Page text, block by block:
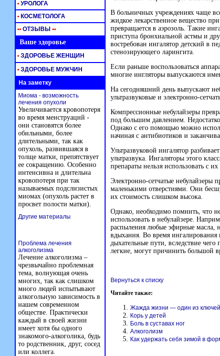
В больничных учреждениях чаще
жидкое лекарственное вещество
превращается в аэрозоль. Такие
приступа бронхиальной астмы и
востребован ингалятор детский в
стенозирующего ларингита.
Если раньше воспользоваться
многие ингляторы выпускаются
На сегодняшний день выпускают
ультразвуковые и электронно-
Компрессионные небулайзеры
под большим давлением.
Однако с его помощью можно
начиная с антибиотиков и
Ультразвуковой ингалятор
ультразвука. Ингаляторы этого
препараты нельзя использовать с
Электронно-сетчатые небулайзеры
маленькими отверстиями. Они
их стоимость слишком высока.
Однако, необходимо помнить, что
использовать в небулайзере.
распыления любые эфирные масла,
вдыхания. Во время ингалирования
дыхательные пути, вследствие
легкие, могут причинить большой
Вернуться к списку
Читайте также:
Жажда жизни — один из
Корь у детей
Боль в суставах ног
Алкоголизм
Как удержать себя зимой в
• УРОЛОГА
• КОСМЕТОЛОГА
•• ОТЗЫВЫ ••
Ваше здоровье
• ЗДОРОВЬЕ ЖЕНЩИН
• ЗДОРОВЬЕ МУЖЧИН
На заметку
Миома - возможность
лечения опухоли
Увеличивается кровопотеря
во время менструаций -
они становятся более
обильными, более
длительными, так как
опухоль, развившаяся в
толще матки, препятствует
ее сокращению. Особенно
интенсивна и длительна
кровопотеря при так
называемых подслизистых
миомах (опухоль растет в
просвет полости матки).
Другие материалы
Проблема лечения
алкоголизма
Лечение алкоголизма –
чрезвычайно проблемная
тема, волнующая очень
многих, так как слишком
много людей испытывают
алкогольную зависимость в
нашем современном
обществе. Практически
каждый в своей жизни
имеет хотя бы одного
знакомого-алкоголика, будь
то родственник, друг, сосед
или коллега.